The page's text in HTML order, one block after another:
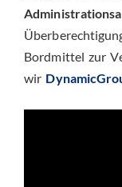
Bordmittel zur
wir